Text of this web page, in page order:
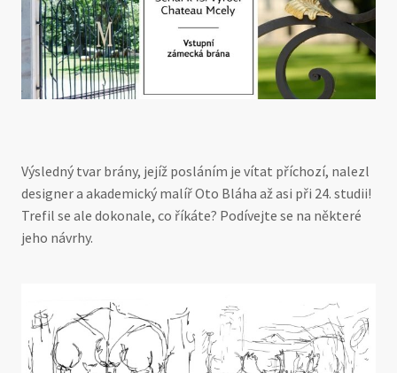
Výsledný tvar brány, jejíž posláním je vítat příchozí, nalezl
designer a akademický malíř Oto Bláha až asi při 24. studii!
Trefil se ale dokonale, co říkáte? Podívejte se na některé
jeho návrhy.